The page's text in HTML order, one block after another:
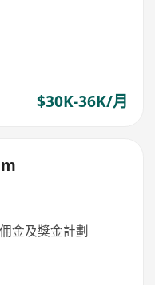
$30K-36K/月
金及獎金計劃